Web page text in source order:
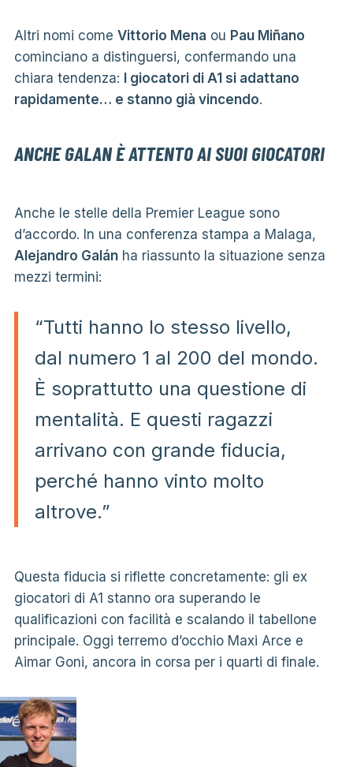
Altri nomi come Vittorio Mena ou Pau Miñano
cominciano a distinguersi, confermando una
chiara tendenza:
I giocatori di A1 si adattano
rapidamente… e stanno già vincendo.
ANCHE GALAN È ATTENTO AI SUOI GIOCATORI
Anche le stelle della Premier League sono
d’accordo. In una conferenza stampa a Malaga,
Alejandro Galánha riassunto la situazione senza
mezzi termini:
“Tutti hanno lo stesso livello,
dal numero 1 al 200 del mondo.
È soprattutto una questione di
mentalità. E questi ragazzi
arrivano con grande fiducia,
perché hanno vinto molto
altrove.”
Questa fiducia si riflette concretamente: gli ex
giocatori di A1 stanno ora superando le
qualificazioni con facilità e scalando il tabellone
principale. Oggi terremo d’occhio Maxi Arce e
Aimar Goni, ancora in corsa per i quarti di finale.